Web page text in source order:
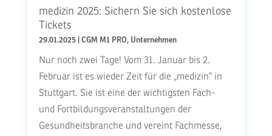
medizin 2025: Sichern Sie sich kostenlose
Tickets
29.01.2025| CGM M1 PRO, Unternehmen
Nur noch zwei Tage! Vom 31. Januar bis 2.
Februar ist es wieder Zeit für die „medizin“ in
Stuttgart. Sie ist eine der wichtigsten Fach-
und Fortbildungsveranstaltungen der
Gesundheitsbranche und vereint Fachmesse,